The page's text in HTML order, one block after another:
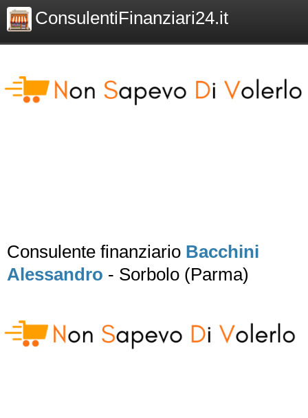
ConsulentiFinanziari24.it
Consulente finanziario Bacchini
Alessandro - Sorbolo (Parma)